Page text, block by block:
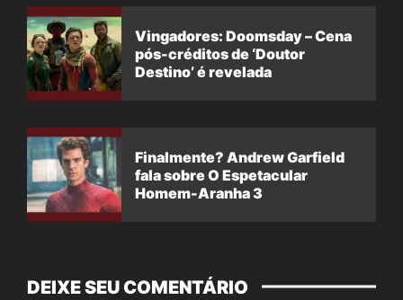
Vingadores: Doomsday – Cena
pós-créditos de ‘Doutor
Destino’ é revelada
Finalmente? Andrew Garfield
fala sobre O Espetacular
Homem-Aranha 3
DEIXE SEU COMENTÁRIO